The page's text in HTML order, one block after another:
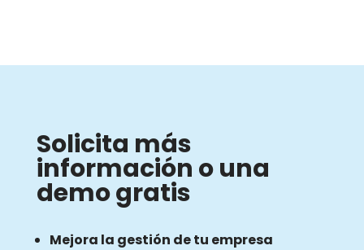
Solicita más
información o una
demo gratis
Mejora la gestión de tu empresa